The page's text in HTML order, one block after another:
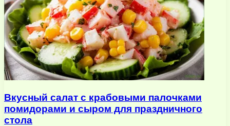
Вкусный салат с крабовыми палочками
помидорами и сыром для праздничного
стола